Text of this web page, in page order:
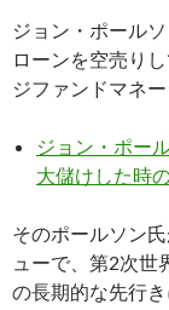
ジョン・ポール
ローンを空売り
ジファンドマネー
ジョン・ポー
大儲けした時
そのポールソン
ューで、第2次世
の長期的な先行き